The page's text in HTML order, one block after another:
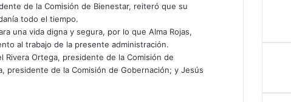
de la Comisión de Bienestar, reiteró que su
todo el tiempo.
una vida digna y segura, por lo que Alma Rojas,
al trabajo de la presente administración.
Ortega, presidente de la Comisión de
presidente de la Comisión de Gobernación; y Jesús